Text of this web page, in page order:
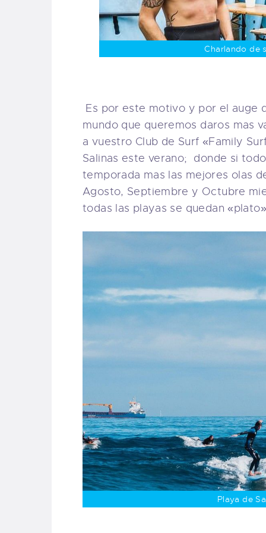
Charlando de
Es por este motivo y por el auge
mundo que queremos daros mas
a vuestro Club de Surf «Family
Salinas este verano; donde si
temporada mas las mejores olas
Agosto, Septiembre y Octubre
todas las playas se quedan
Playa de